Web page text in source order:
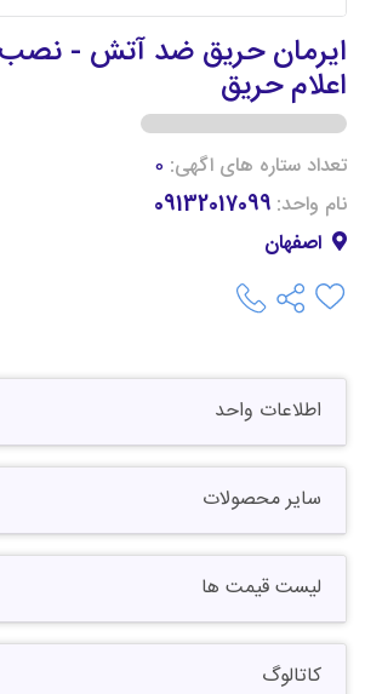
ایرمان حریق ضد آتش -
اعلام حریق
تعداد ستاره های اگهی: 0
نام واحد: 09132017099
اصفهان
اطلاعات واحد
سایر محصولات
لیست قیمت ها
کاتالوگ